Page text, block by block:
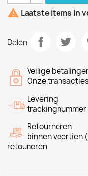
 Laatste items in
Delen
Veilige
Onze
Levering
trackingnummer
Retourneren
binnen veertien
retouneren